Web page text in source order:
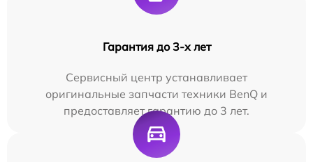
Гарантия до 3-х лет
Сервисный центр устанавливает
оригинальные запчасти техники BenQ и
предоставляет гарантию до 3 лет.